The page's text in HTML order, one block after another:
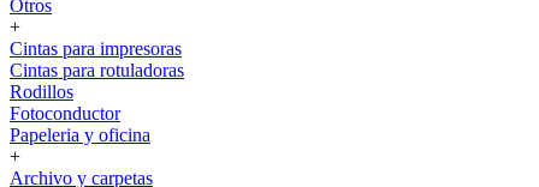
Otros
+
Cintas para impresoras
Cintas para rotuladoras
Rodillos
Fotoconductor
Papeleria y oficina
+
Archivo y carpetas